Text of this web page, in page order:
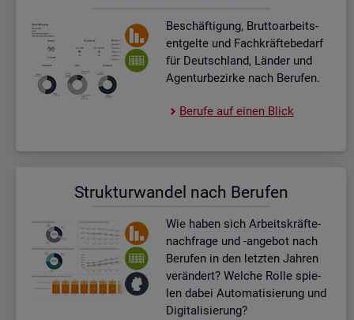
Be­schäf­ti­gung, Brut­to­ar­beits­
ent­gel­te und Fach­kräf­te­be­darf
für Deutsch­land, Län­der und
Agen­tur­be­zir­ke nach Be­ru­fen.
Be­ru­fe auf einen Blick
Struk­tur­wan­del nach Be­ru­fen
Wie haben sich Ar­beits­kräf­te­
nach­fra­ge und -an­ge­bot nach
Be­ru­fen in den letz­ten Jah­ren
ver­än­dert? Wel­che Rolle spie­
len dabei Au­to­ma­ti­sie­rung und
Di­gi­ta­li­sie­rung?